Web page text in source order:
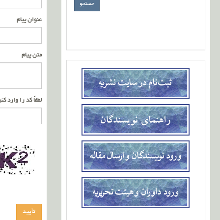
عنوان پیام
متن پیام
لطفاً کد را وارد